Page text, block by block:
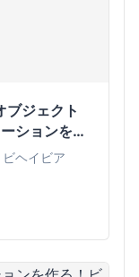
ジェクト
ションを完
ビヘイビア